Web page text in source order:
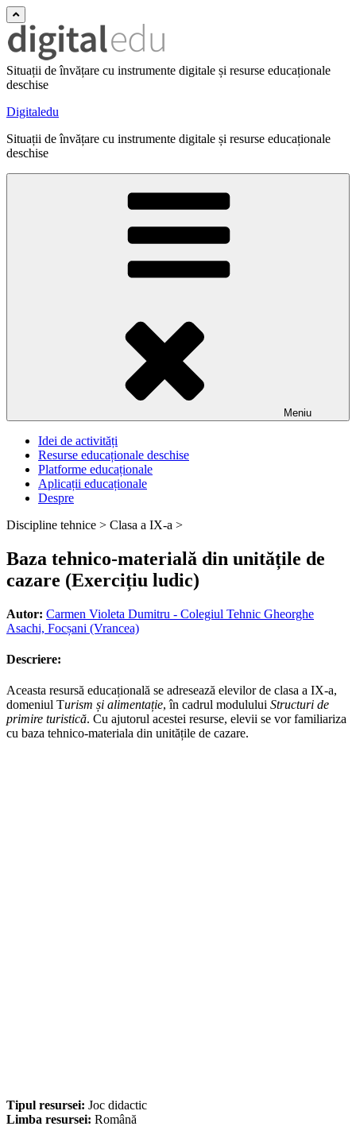
Situații de învățare cu instrumente digitale și resurse educaționale
deschise
Digitaledu
Situații de învățare cu instrumente digitale și resurse educaționale
deschise
Meniu
Idei de activități
Resurse educaționale deschise
Platforme educaționale
Aplicații educaționale
Despre
Discipline tehnice > Clasa a IX-a >
Baza tehnico-materială din unitățile de
cazare (Exercițiu ludic)
Autor: Carmen Violeta Dumitru - Colegiul Tehnic Gheorghe
Asachi, Focșani (Vrancea)
Descriere:
Aceasta resursă educațională se adresează elevilor de clasa a IX-a,
domeniul Turism și alimentație, în cadrul modulului Structuri de
primire turistică. Cu ajutorul acestei resurse, elevii se vor familiariza
cu baza tehnico-materiala din unitățile de cazare.
Tipul resursei: Joc didactic
Limba resursei: Română